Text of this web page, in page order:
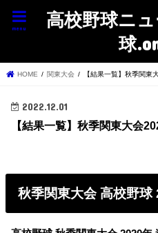
高校野球ニ
球
menu
HOME 関東大会 【結果一覧】秋季関東
2022.12.01
【結果一覧】秋季関東大会
秋季関東大会 高校野球